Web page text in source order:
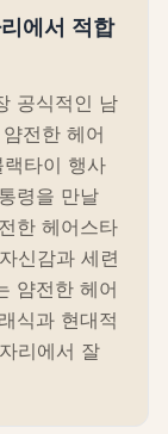
에서 적합
공식적인 남
전한 헤어
타이 행사
령을 만날
한 헤어스타
신감과 세련
얌전한 헤어
식과 현대적
리에서 잘